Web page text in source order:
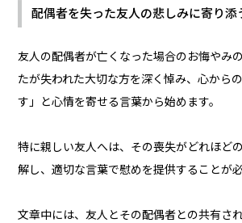
配偶者を失った友人の悲しみに寄り添
友人の配偶者が亡くなった場合のお悔やみ
たが失われた大切な方を深く悼み、心から
す」と心情を寄せる言葉から始めます。
特に親しい友人へは、その喪失がどれほど
解し、適切な言葉で慰めを提供することが必
文章中には、友人とその配偶者との共有さ